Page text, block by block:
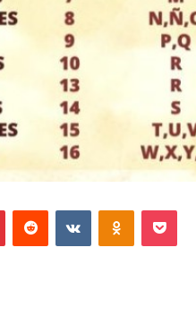
PinterestReddit VKontakte